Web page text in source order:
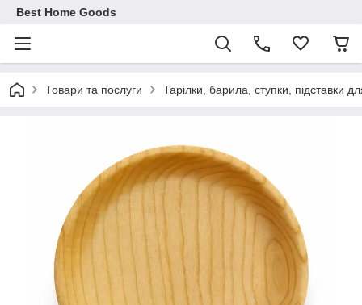
Best Home Goods
Товари та послуги Тарілки, барила, ступки, підставки